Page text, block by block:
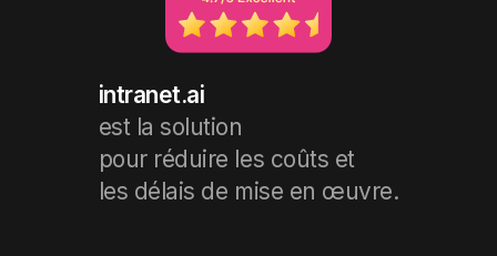
intranet.ai
est la solution
pour réduire les coûts et
les délais de mise en œuvre.